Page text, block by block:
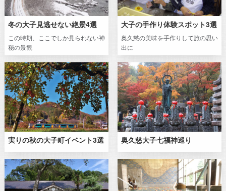
冬の大子見逃せない絶景4選
この時期、ここでしか見られない神
秘の景観
大子の手作り体験スポット3選
奥久慈の美味を手作りして旅の思い
出に
実りの秋の大子町イベント3選 奥久慈大子七福神巡り